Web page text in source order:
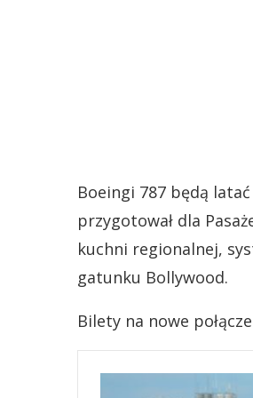
Boeingi 787 będą
przygotował dla
kuchni regionalnej,
gatunku Bollywood.
Bilety na nowe